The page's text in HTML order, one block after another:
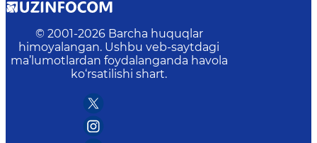
© 2001-2026 Barcha huquqlar
himoyalangan. Ushbu veb-saytdagi
ma’lumotlardan foydalanganda havola
ko‘rsatilishi shart.